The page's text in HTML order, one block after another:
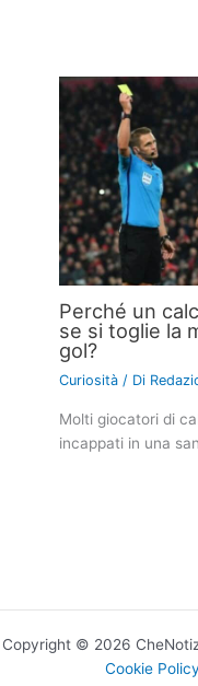
Perché un
se si toglie la
gol?
Curiosità / Di
Molti giocatori di
incappati in una
Copyright © 2026
Cookie Policy